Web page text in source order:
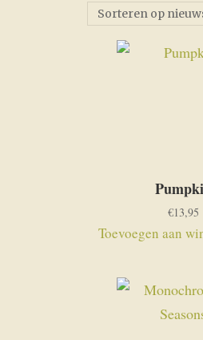
nieuwste
€13,95
Toevoegen aan